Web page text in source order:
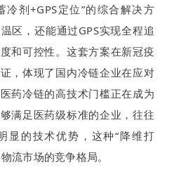
剂+GPS定位”的综合解决方
区，还能通过GPS实现全程追
和可控性。这套方案在新冠疫
，体现了国内冷链企业在应对
药冷链的高技术门槛正在成为
满足医药级标准的企业，往往
显的技术优势，这种“降维打
流市场的竞争格局。